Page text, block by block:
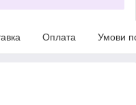
Оплата Умови